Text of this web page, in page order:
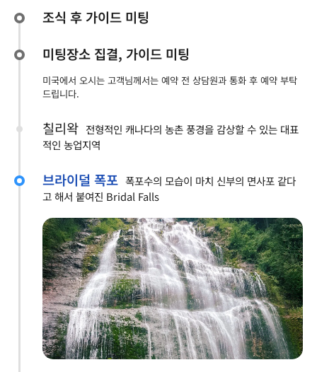
조식 후 가이드 미팅
미팅장소 집결, 가이드 미팅
미국에서 오시는 고객님께서는 예약 전 상담원과 통화 후 예약 부탁
드립니다.
칠리왁 전형적인 캐나다의 농촌 풍경을 감상할 수 있는 대표
적인 농업지역
브라이덜 폭포 폭포수의 모습이 마치 신부의 면사포 같다
고 해서 붙여진 Bridal Falls